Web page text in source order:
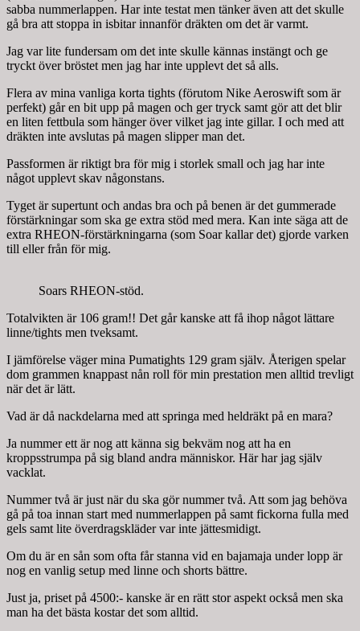
sabba nummerlappen. Har inte testat men tänker även att det skulle
gå bra att stoppa in isbitar innanför dräkten om det är varmt.
Jag var lite fundersam om det inte skulle kännas instängt och ge
tryckt över bröstet men jag har inte upplevt det så alls.
Flera av mina vanliga korta tights (förutom Nike Aeroswift som är
perfekt) går en bit upp på magen och ger tryck samt gör att det blir
en liten fettbula som hänger över vilket jag inte gillar. I och med att
dräkten inte avslutas på magen slipper man det.
Passformen är riktigt bra för mig i storlek small och jag har inte
något upplevt skav någonstans.
Tyget är supertunt och andas bra och på benen är det gummerade
förstärkningar som ska ge extra stöd med mera. Kan inte säga att de
extra RHEON-förstärkningarna (som Soar kallar det) gjorde varken
till eller från för mig.
Soars RHEON-stöd.
Totalvikten är 106 gram!! Det går kanske att få ihop något lättare
linne/tights men tveksamt.
I jämförelse väger mina Pumatights 129 gram själv. Återigen spelar
dom grammen knappast nån roll för min prestation men alltid trevligt
när det är lätt.
Vad är då nackdelarna med att springa med heldräkt på en mara?
Ja nummer ett är nog att känna sig bekväm nog att ha en
kroppsstrumpa på sig bland andra människor. Här har jag själv
vacklat.
Nummer två är just när du ska gör nummer två. Att som jag behöva
gå på toa innan start med nummerlappen på samt fickorna fulla med
gels samt lite överdragskläder var inte jättesmidigt.
Om du är en sån som ofta får stanna vid en bajamaja under lopp är
nog en vanlig setup med linne och shorts bättre.
Just ja, priset på 4500:- kanske är en rätt stor aspekt också men ska
man ha det bästa kostar det som alltid.